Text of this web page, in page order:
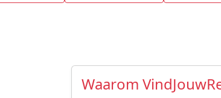
Waarom